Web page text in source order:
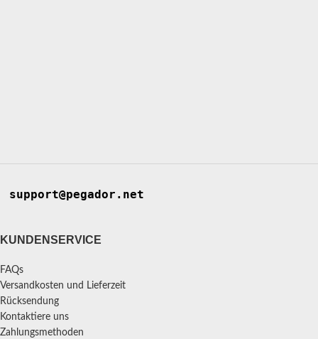
support@pegador.net
KUNDENSERVICE
FAQs
Versandkosten und Lieferzeit
Rücksendung
Kontaktiere uns
Zahlungsmethoden